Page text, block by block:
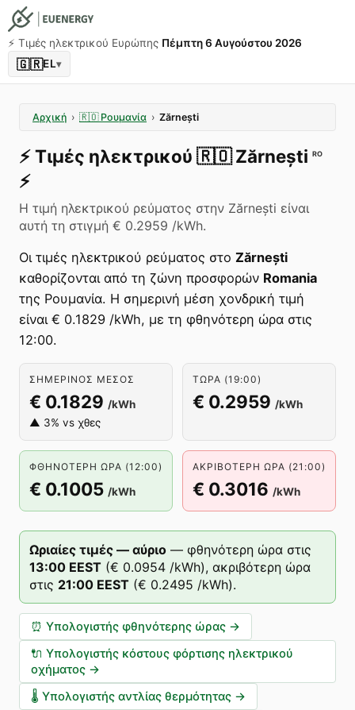
⚡️ Τιμές ηλεκτρικού Ευρώπης Πέμπτη 6 Αυγούστου 2026
🇬🇷EL▾
Αρχική › 🇷🇴 Ρουμανία › Zărnești
⚡️Τιμές ηλεκτρικού 🇷🇴 Zărnești RO
⚡️
Η τιμή ηλεκτρικού ρεύματος στην Zărnești είναι
αυτή τη στιγμή € 0.2959 /kWh.
Οι τιμές ηλεκτρικού ρεύματος στο Zărnești
καθορίζονται από τη ζώνη προσφορών Romania
της Ρουμανία. Η σημερινή μέση χονδρική τιμή
είναι € 0.1829 /kWh, με τη φθηνότερη ώρα στις
12:00.
ΣΗΜΕΡΙΝΌΣ ΜΈΣΟΣ
€ 0.1829 /kWh
▲ 3% vs χθες
ΤΏΡΑ (19:00)
€ 0.2959 /kWh
ΦΘΗΝΌΤΕΡΗ ΏΡΑ (12:00)
€ 0.1005 /kWh
ΑΚΡΙΒΌΤΕΡΗ ΏΡΑ (21:00)
€ 0.3016 /kWh
Ωριαίες τιμές — αύριο — φθηνότερη ώρα στις
13:00 EEST (€ 0.0954 /kWh), ακριβότερη ώρα
στις 21:00 EEST (€ 0.2495 /kWh).
⏰ Υπολογιστής φθηνότερης ώρας →
🔌 Υπολογιστής κόστους φόρτισης ηλεκτρικού
οχήματος →
🌡️ Υπολογιστής αντλίας θερμότητας →